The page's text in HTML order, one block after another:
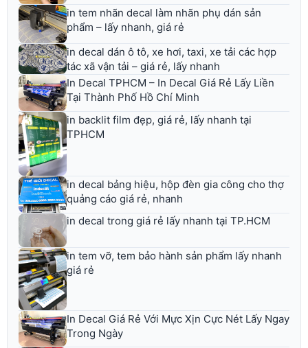
in tem nhãn decal làm nhãn phụ dán sản
phẩm – lấy nhanh, giá rẻ
in decal dán ô tô, xe hơi, taxi, xe tải các hợp
tác xã vận tải – giá rẻ, lấy nhanh
In Decal TPHCM – In Decal Giá Rẻ Lấy Liền
Tại Thành Phố Hồ Chí Minh
in backlit film đẹp, giá rẻ, lấy nhanh tại
TPHCM
in decal bảng hiệu, hộp đèn gia công cho thợ
quảng cáo giá rẻ, nhanh
in decal trong giá rẻ lấy nhanh tại TP.HCM
in tem vỡ, tem bảo hành sản phẩm lấy nhanh
giá rẻ
In Decal Giá Rẻ Với Mực Xịn Cực Nét Lấy Ngay
Trong Ngày